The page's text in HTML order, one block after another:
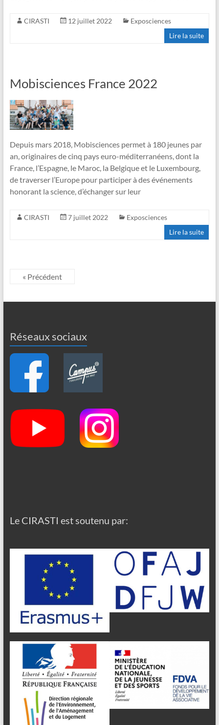
CIRASTI 12 juillet 2022
Exposciences
Lire la suite
Mobisciences France 2022
Depuis mars 2018, Mobisciences permet à 180 jeunes par
an, originaires de cinq pays euro-méditerranéens, dont la
France, l’Espagne, le Maroc, la Belgique et le Luxembourg,
de traverser l’Europe pour participer à des événements
honorant la science, d’échanger sur leur
CIRASTI 7 juillet 2022
Exposciences
Lire la suite
« Précédent
Réseaux sociaux
Le CIRASTI est soutenu par: